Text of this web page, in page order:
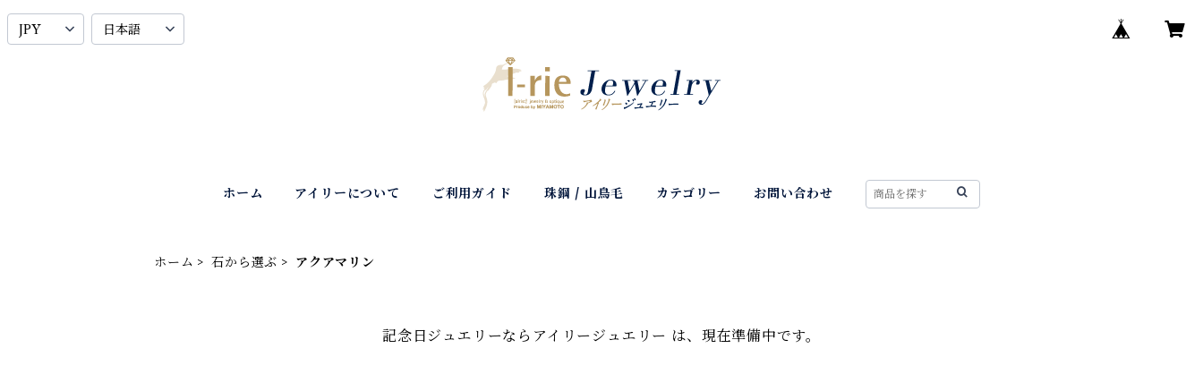
ホーム アイリーについて ご利用ガイド 珠鋼 / 山鳥毛 カテゴリー お問い合わせ
ホーム 石から選ぶ アクアマリン
記念日ジュエリーならアイリージュエリー は、現在準備中です。